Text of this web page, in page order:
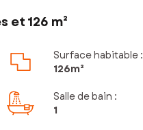
126 m²
Surface habitable :
126m²
Salle de bain :
1